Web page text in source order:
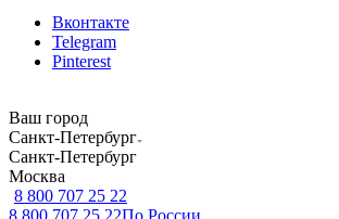
Вконтакте
Telegram
Pinterest
Ваш город
Санкт-Петербург
Санкт-Петербург
Москва
8 800 707 25 22
8 800 707 25 22По России